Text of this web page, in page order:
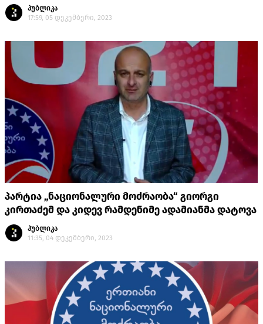
პუბლიკა
17:59, 05 დეკემბერი, 2023
პარტია „ნაციონალური მოძრაობა“ გიორგი
კირთაძემ და კიდევ რამდენიმე ადამიანმა დატოვა
პუბლიკა
11:35, 04 დეკემბერი, 2023